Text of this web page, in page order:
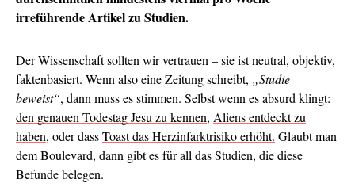
irreführende Artikel zu Studien.
Der Wissenschaft sollten wir vertrauen – sie ist neutral, objektiv,
faktenbasiert. Wenn also eine Zeitung schreibt, „Studie
beweist“, dann muss es stimmen. Selbst wenn es absurd klingt:
den genauen Todestag Jesu zu kennen, Aliens entdeckt zu
haben, oder dassToast das Herzinfarktrisiko erhöht. Glaubt man
dem Boulevard, dann gibt es für all das Studien, die diese
Befunde belegen.